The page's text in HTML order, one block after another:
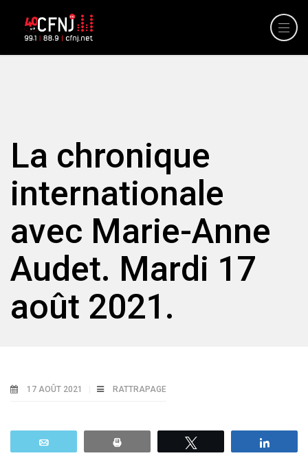
La chronique
internationale
avec Marie-Anne
Audet. Mardi 17
août 2021.
17 AOÛT 2021 RATTRAPAGE